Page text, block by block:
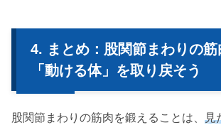
まとめ：股関節まわりの
「動ける体」を取り戻そう
股関節まわりの筋肉を鍛えることは、 見